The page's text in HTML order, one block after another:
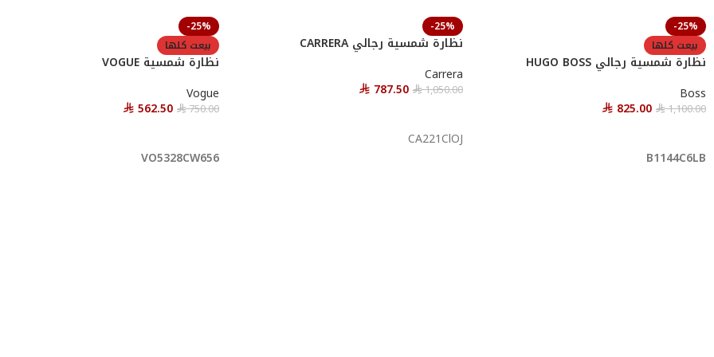
-25%
بيعت كلها
نظارة شمسية رجالي HUGO BOSS
Boss
⃁1,100.00
⃁ 825.00
B1144C6LB
-25%
نظارة شمسية رجالي CARRERA
Carrera
⃁1,050.00
⃁787.50
CA221ClOJ
-25%
بيعت كلها
نظارة شمسية VOGUE
Vogue
⃁750.00
⃁ 562.50
VO5328CW656